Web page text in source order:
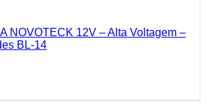
NOVOTECK 12V – Alta Voltagem –
BL-14